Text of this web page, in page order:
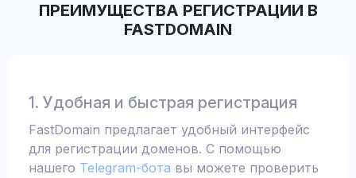
ПРЕИМУЩЕСТВА РЕГИСТРАЦИИ В
FASTDOMAIN
1. Удобная и быстрая регистрация
FastDomain предлагает удобный интерфейс
для регистрации доменов. С помощью
нашего Telegram-бота вы можете проверить